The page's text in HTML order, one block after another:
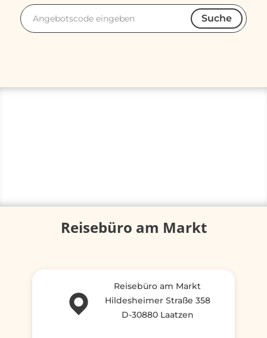
Angebotscode
Suche
Reisebüro am Markt
Reisebüro am Markt
Hildesheimer Straße 358
D-30880 Laatzen